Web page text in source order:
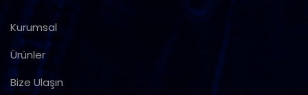
Kurumsal
Ürünler
Bize Ulaşın